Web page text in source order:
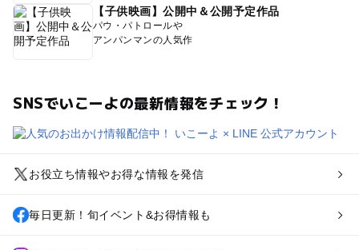
【子供映画】公開中＆公開予定作品
パウ・パトロールや
アンパンマンの人気作
SNSでいこーよの最新情報をチェック！
お役立ち情報やお得な情報を発信
毎日更新！旬イベント&お得情報も